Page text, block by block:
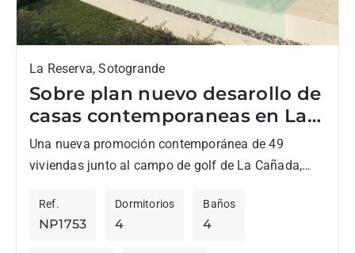
La Reserva, Sotogrande
Sobre plan nuevo desarollo de
casas contemporaneas en La
Reserva
Una nueva promoción contemporánea de 49
viviendas junto al campo de golf de La Cañada,
destaca por su...
NP1753
Ref.
4
Dormitorios
4
Baños